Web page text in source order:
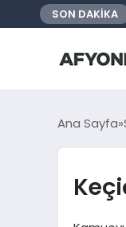
SON DAKİKA
Ana Sayfa